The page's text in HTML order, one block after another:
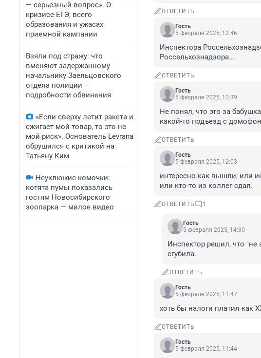
— серьезный вопрос». О
кризисе ЕГЭ, всего
образования и ужасах
приемной кампании
Взяли под стражу: что
вменяют задержанному
начальнику Заельцовского
отдела полиции —
подробности обвинения
«Если сверху летит ракета и
сжигает мой товар, то это не
мой риск». Основатель Levrana
обрушился с критикой на
Татьяну Ким
Неуклюжие комочки:
котята пумы показались
гостям Новосибирского
зоопарка — милое видео
ОТВЕТИТЬ
Гость
5 февраля 2025, 12:46
Инспектора
Россельхознадзора...
ОТВЕТИТЬ
Гость
5 февраля 2025, 12:39
Не понял, что это за
какой-то подъезд с
ОТВЕТИТЬ
Гость
5 февраля 2025, 12:03
интересно как вышли, или
или кто-то из коллег сдал.
ОТВЕТИТЬ 1
Гость
5 февраля 2025, 14:30
Инспектор решил, что "не
сгубила.
ОТВЕТИТЬ
Гость
5 февраля 2025, 11:47
хоть бы налоги платил как
ОТВЕТИТЬ
Гость
5 февраля 2025, 11:44